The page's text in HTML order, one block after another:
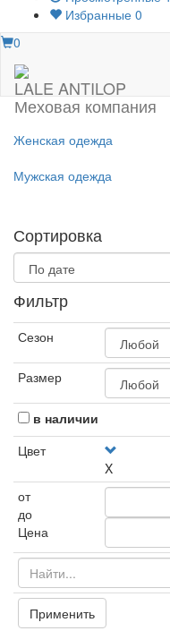
Избранные 0
0
LALE ANTILOP
Меховая компания
Женская одежда
Мужская одежда
Сортировка
Фильтр
Сезон
Размер
в наличии
Цвет
X
от
до
Цена
Применить